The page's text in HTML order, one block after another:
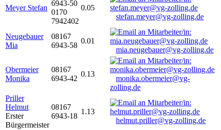
Meyer Stefan
6943-50
0170
7942402
0.05
stefan.meyer@vg-zolling.de
Neugebauer
Mia
08167
6943-58
0.01
mia.neugebauer@vg-zolling.de
Obermeier
Monika
08167
6943-42
0.13
monika.obermeier@vg-
zolling.de
Priller
Helmut
Erster
Bürgermeister
08167
6943-18
1.13
helmut.priller@vg-zolling.de